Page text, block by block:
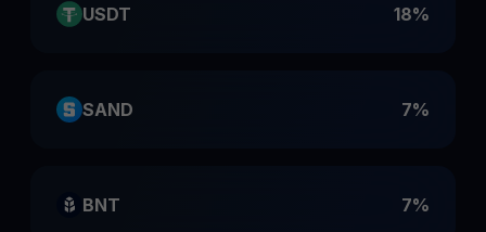
USDT 18%
SAND 7%
BNT 7%